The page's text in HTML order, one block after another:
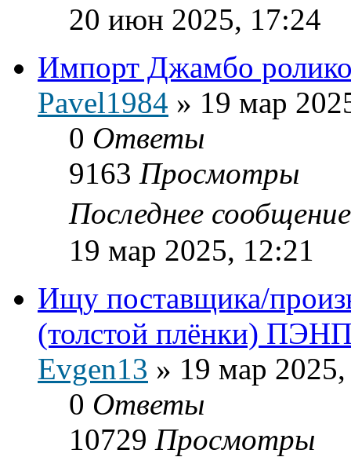
20 июн 2025, 17:24
Импорт Джамбо
Pavel1984 » 19 мар
0 Ответы
9163 Просмотры
Последнее
19 мар 2025, 12:21
Ищу поставщика/
(толстой плёнки)
Evgen13 » 19 мар
0 Ответы
10729 Просмотры